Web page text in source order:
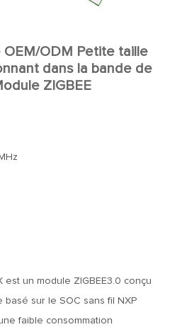
OEM/ODM Petite taille
dans la bande de
ZIGBEE
est un module ZIGBEE3.0 conçu
sur le SOC sans fil NXP
faible consommation